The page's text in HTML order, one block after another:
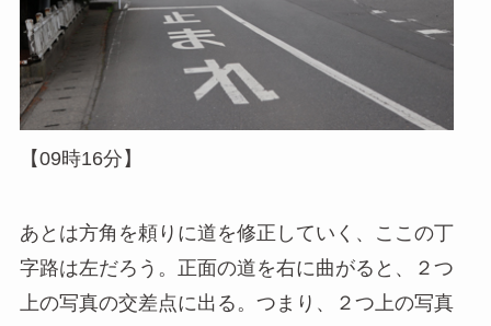
【09時16分】
あとは方角を頼りに道を修正していく、ここの丁
字路は左だろう。正面の道を右に曲がると、２つ
上の写真の交差点に出る。つまり、２つ上の写真